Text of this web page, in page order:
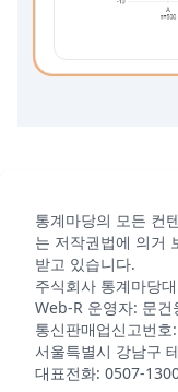
통계마당의 모든 컨
는 저작권법에 의거
받고 있습니다.
주식회사 통계마당
Web-R 운영자: 문건
통신판매업신고번
서울특별시 강남구
대표전화: 0507-